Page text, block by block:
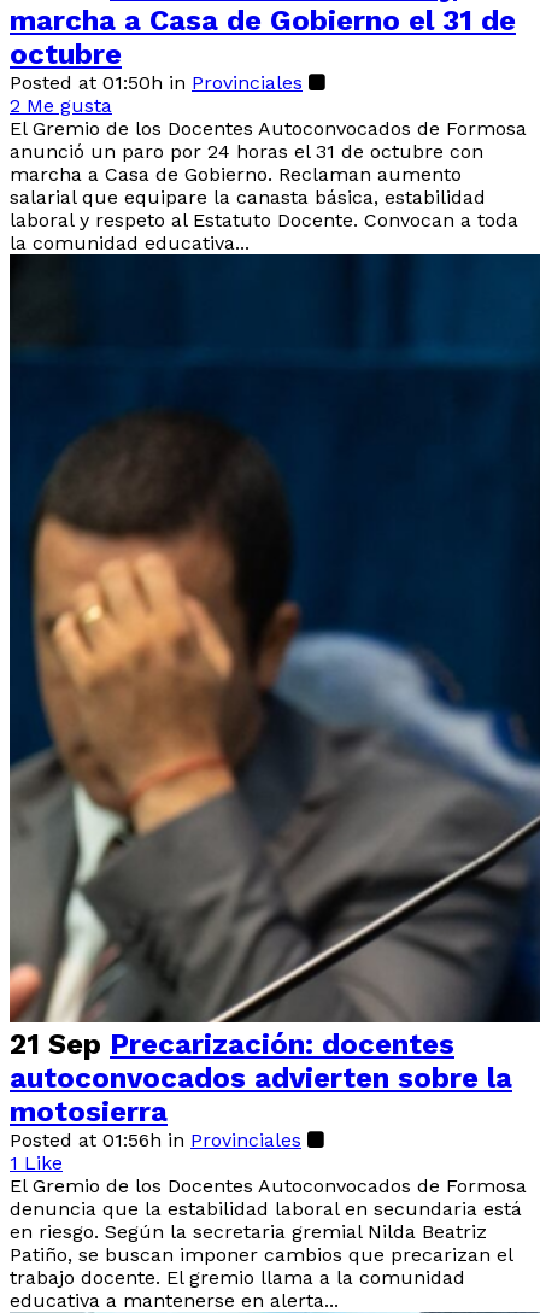
marcha a Casa de Gobierno el 31 de
octubre
Posted at 01:50h in Provinciales
2 Me gusta
El Gremio de los Docentes Autoconvocados de Formosa
anunció un paro por 24 horas el 31 de octubre con
marcha a Casa de Gobierno. Reclaman aumento
salarial que equipare la canasta básica, estabilidad
laboral y respeto al Estatuto Docente. Convocan a toda
la comunidad educativa...
21 Sep Precarización: docentes
autoconvocados advierten sobre la
motosierra
Posted at 01:56h in Provinciales
1 Like
El Gremio de los Docentes Autoconvocados de Formosa
denuncia que la estabilidad laboral en secundaria está
en riesgo. Según la secretaria gremial Nilda Beatriz
Patiño, se buscan imponer cambios que precarizan el
trabajo docente. El gremio llama a la comunidad
educativa a mantenerse en alerta...